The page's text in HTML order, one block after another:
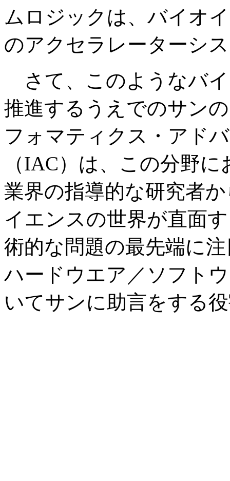
ムロジックは、バイオ
のアクセラレーターシ
さて、このようなバ
推進するうえでのサン
フォマティクス・アド
（IAC）は、この分野
業界の指導的な研究者
イエンスの世界が直面
術的な問題の最先端に
ハードウエア／ソフト
いてサンに助言をする